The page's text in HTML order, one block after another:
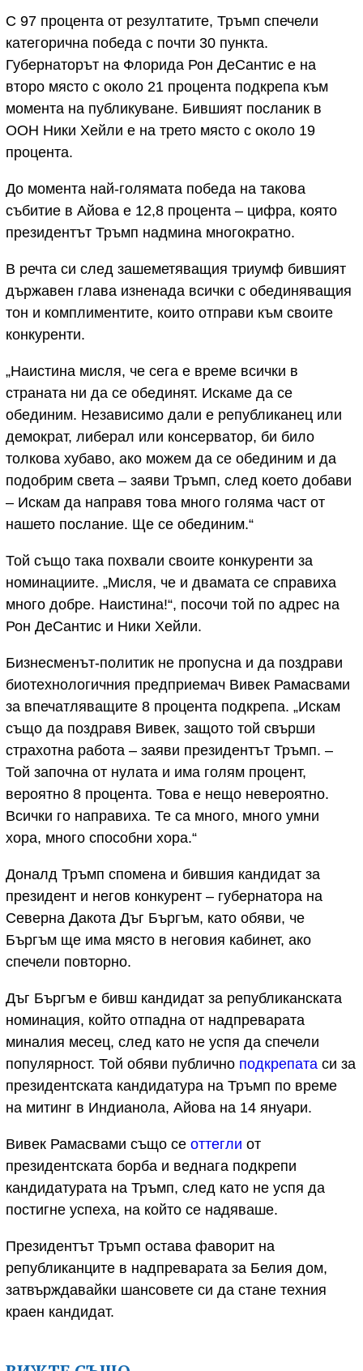
С 97 процента от резултатите, Тръмп спечели
категорична победа с почти 30 пункта.
Губернаторът на Флорида Рон ДеСантис е на
второ място с около 21 процента подкрепа към
момента на публикуване. Бившият посланик в
ООН Ники Хейли е на трето място с около 19
процента.
До момента най-голямата победа на такова
събитие в Айова е 12,8 процента – цифра, която
президентът Тръмп надмина многократно.
В речта си след зашеметяващия триумф бившият
държавен глава изненада всички с обединяващия
тон и комплиментите, които отправи към своите
конкуренти.
„Наистина мисля, че сега е време всички в
страната ни да се обединят. Искаме да се
обединим. Независимо дали е републиканец или
демократ, либерал или консерватор, би било
толкова хубаво, ако можем да се обединим и да
подобрим света – заяви Тръмп, след което добави
– Искам да направя това много голяма част от
нашето послание. Ще се обединим.“
Той също така похвали своите конкуренти за
номинациите. „Мисля, че и двамата се справиха
много добре. Наистина!“, посочи той по адрес на
Рон ДеСантис и Ники Хейли.
Бизнесменът-политик не пропусна и да поздрави
биотехнологичния предприемач Вивек Рамасвами
за впечатляващите 8 процента подкрепа. „Искам
също да поздравя Вивек, защото той свърши
страхотна работа – заяви президентът Тръмп. –
Той започна от нулата и има голям процент,
вероятно 8 процента. Това е нещо невероятно.
Всички го направиха. Те са много, много умни
хора, много способни хора.“
Доналд Тръмп спомена и бившия кандидат за
президент и негов конкурент – губернатора на
Северна Дакота Дъг Бъргъм, като обяви, че
Бъргъм ще има място в неговия кабинет, ако
спечели повторно.
Дъг Бъргъм е бивш кандидат за републиканската
номинация, който отпадна от надпреварата
миналия месец, след като не успя да спечели
популярност. Той обяви публично подкрепата си за
президентската кандидатура на Тръмп по време
на митинг в Индианола, Айова на 14 януари.
Вивек Рамасвами също се оттегли от
президентската борба и веднага подкрепи
кандидатурата на Тръмп, след като не успя да
постигне успеха, на който се надяваше.
Президентът Тръмп остава фаворит на
републиканците в надпреварата за Белия дом,
затвърждавайки шансовете си да стане техния
краен кандидат.